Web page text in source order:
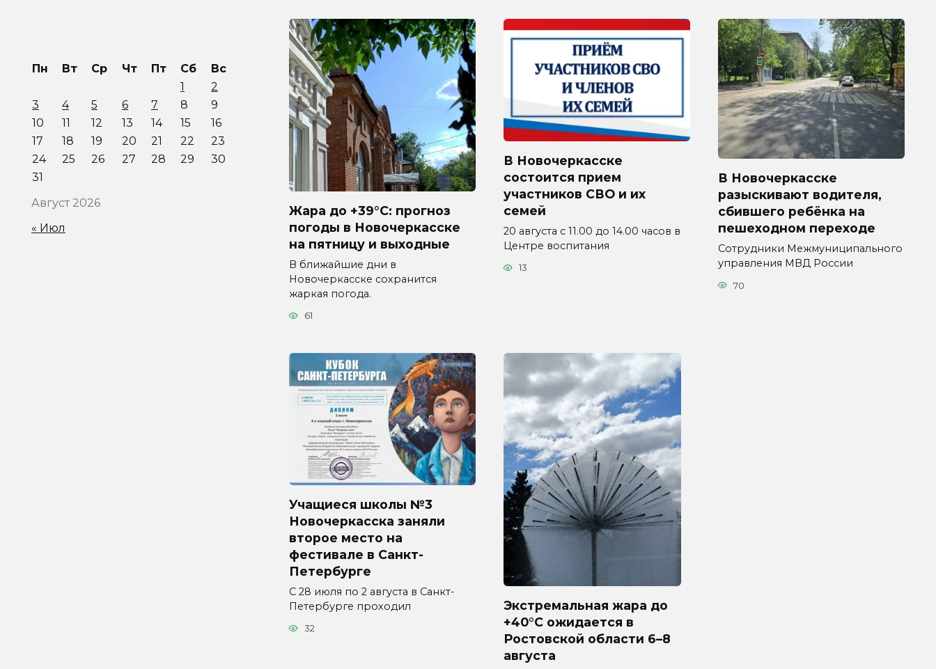
Жара до +39°C: прогноз
погоды в Новочеркасске
на пятницу и выходные
В ближайшие дни в
Новочеркасске сохранится
жаркая погода.
61
В Новочеркасске
состоится прием
участников СВО и их
семей
20 августа с 11.00 до 14.00 часов в
Центре воспитания
13
В Новочеркасске
разыскивают водителя,
сбившего ребёнка на
пешеходном переходе
Сотрудники Межмуниципального
управления МВД России
70
Учащиеся школы №3
Новочеркасска заняли
второе место на
фестивале в Санкт-
Петербурге
С 28 июля по 2 августа в Санкт-
Петербурге проходил
32
Экстремальная жара до
+40°C ожидается в
Ростовской области 6–8
августа
Август 2026
Пн Вт Ср Чт Пт Сб
Вс
1
2
3
4 5 6 7 8
9
10
11 12 13 14 15
16
17
18 19 20 21 22
23
24
25 26 27 28 29
30
31
« Июл